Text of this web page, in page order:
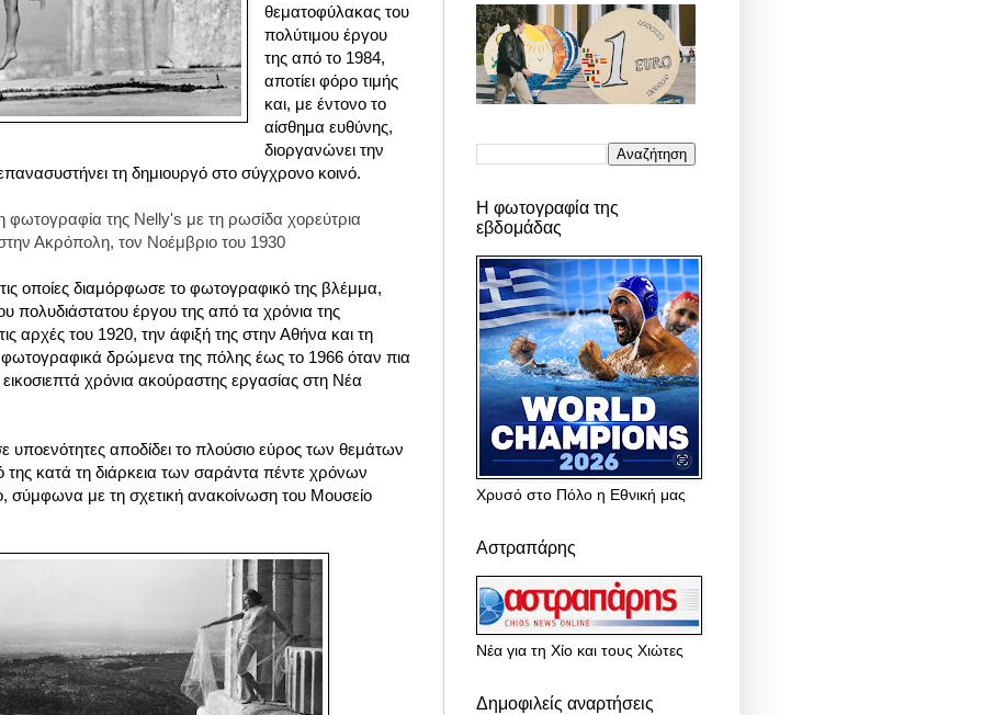
θεματοφύλακας του
πολύτιμου έργου
της από το 1984,
αποτίει φόρο τιμής
και, με έντονο το
αίσθημα ευθύνης,
διοργανώνει την
τη δημιουργό στο σύγχρονο κοινό.
της Nelly's με τη ρωσίδα χορεύτρια
Ακρόπολη, τον Νοέμβριο του 1930
οποίες διαμόρφωσε το φωτογραφικό της βλέμμα,
πολυδιάστατου έργου της από τα χρόνια της
αρχές του 1920, την άφιξή της στην Αθήνα και τη
δρώμενα της πόλης έως το 1966 όταν πια
χρόνια ακούραστης εργασίας στη Νέα
υποενότητες αποδίδει το πλούσιο εύρος των θεμάτων
κατά τη διάρκεια των σαράντα πέντε χρόνων
σύμφωνα με τη σχετική ανακοίνωση του Μουσείο
Η φωτογραφία της
εβδομάδας
Χρυσό στο Πόλο η Εθνική μας
Αστραπάρης
Νέα για τη Χίο και τους Χιώτες
Δημοφιλείς αναρτήσεις